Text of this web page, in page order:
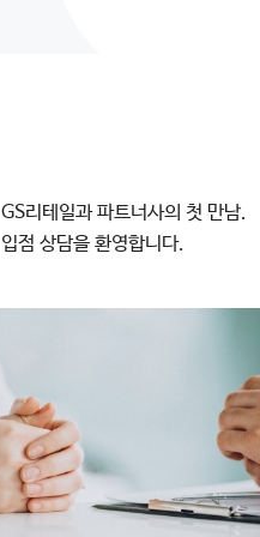
GS리테일과 파트너사의 첫 만남.
입점 상담을 환영합니다.